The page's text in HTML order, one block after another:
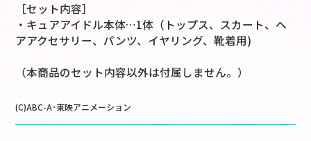
［セット内容］
・キュアアイドル本体…1体（トップス、スカート、ヘ
アアクセサリー、パンツ、イヤリング、靴着用)
（本商品のセット内容以外は付属しません。）
(C)ABC-A･東映アニメーション